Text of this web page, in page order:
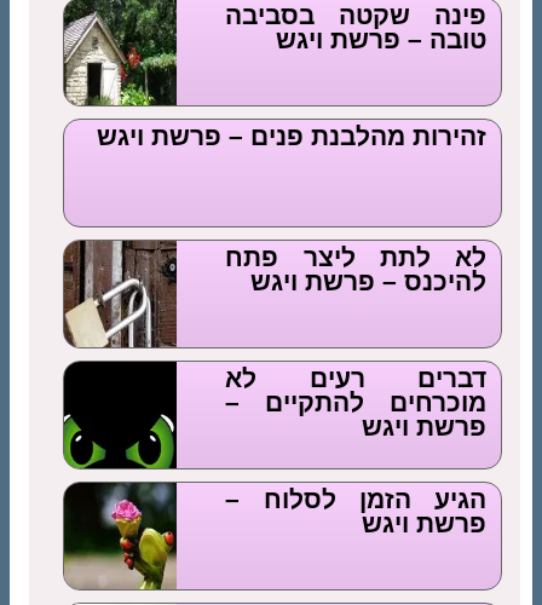
פינה שקטה בסביבה
טובה – פרשת ויגש
זהירות מהלבנת פנים – פרשת ויגש
לא לתת ליצר פתח
להיכנס – פרשת ויגש
דברים רעים לא
מוכרחים להתקיים –
פרשת ויגש
הגיע הזמן לסלוח –
פרשת ויגש